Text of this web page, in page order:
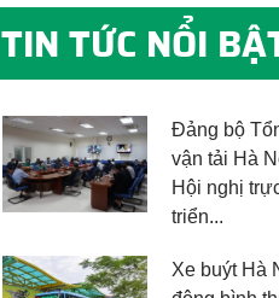
TIN TỨC NỔI
Đảng bộ
vận tải Hà
Hội nghị
triển...
Xe buýt Hà